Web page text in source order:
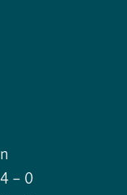
– 0